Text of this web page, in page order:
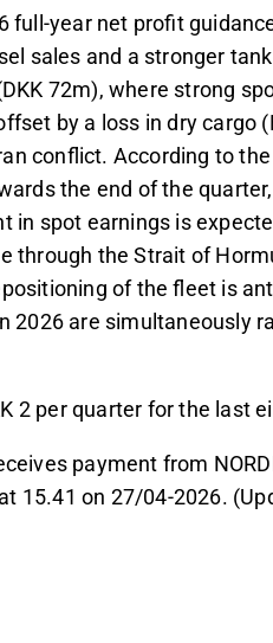
full-year net profit
sales and a stronger
72m), where strong
by a loss in dry cargo
conflict. According to
the end of the
in spot earnings is
through the Strait of
of the fleet is
2026 are simultaneously
2 per quarter for the last
payment from
15.41 on 27/04-2026.